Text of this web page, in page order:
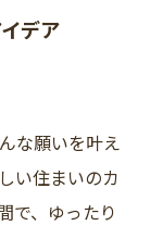
デア
な願いを叶え
い住まいのカ
で、ゆったり